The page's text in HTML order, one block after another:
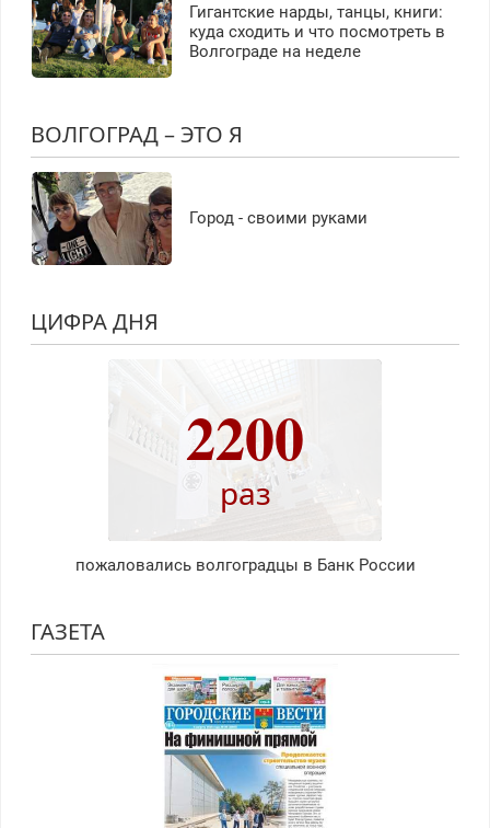
Гигантские нарды, танцы, книги:
куда сходить и что посмотреть в
Волгограде на неделе
ВОЛГОГРАД – ЭТО Я
Город - своими руками
ЦИФРА ДНЯ
2200
раз
пожаловались волгоградцы в Банк России
ГАЗЕТА